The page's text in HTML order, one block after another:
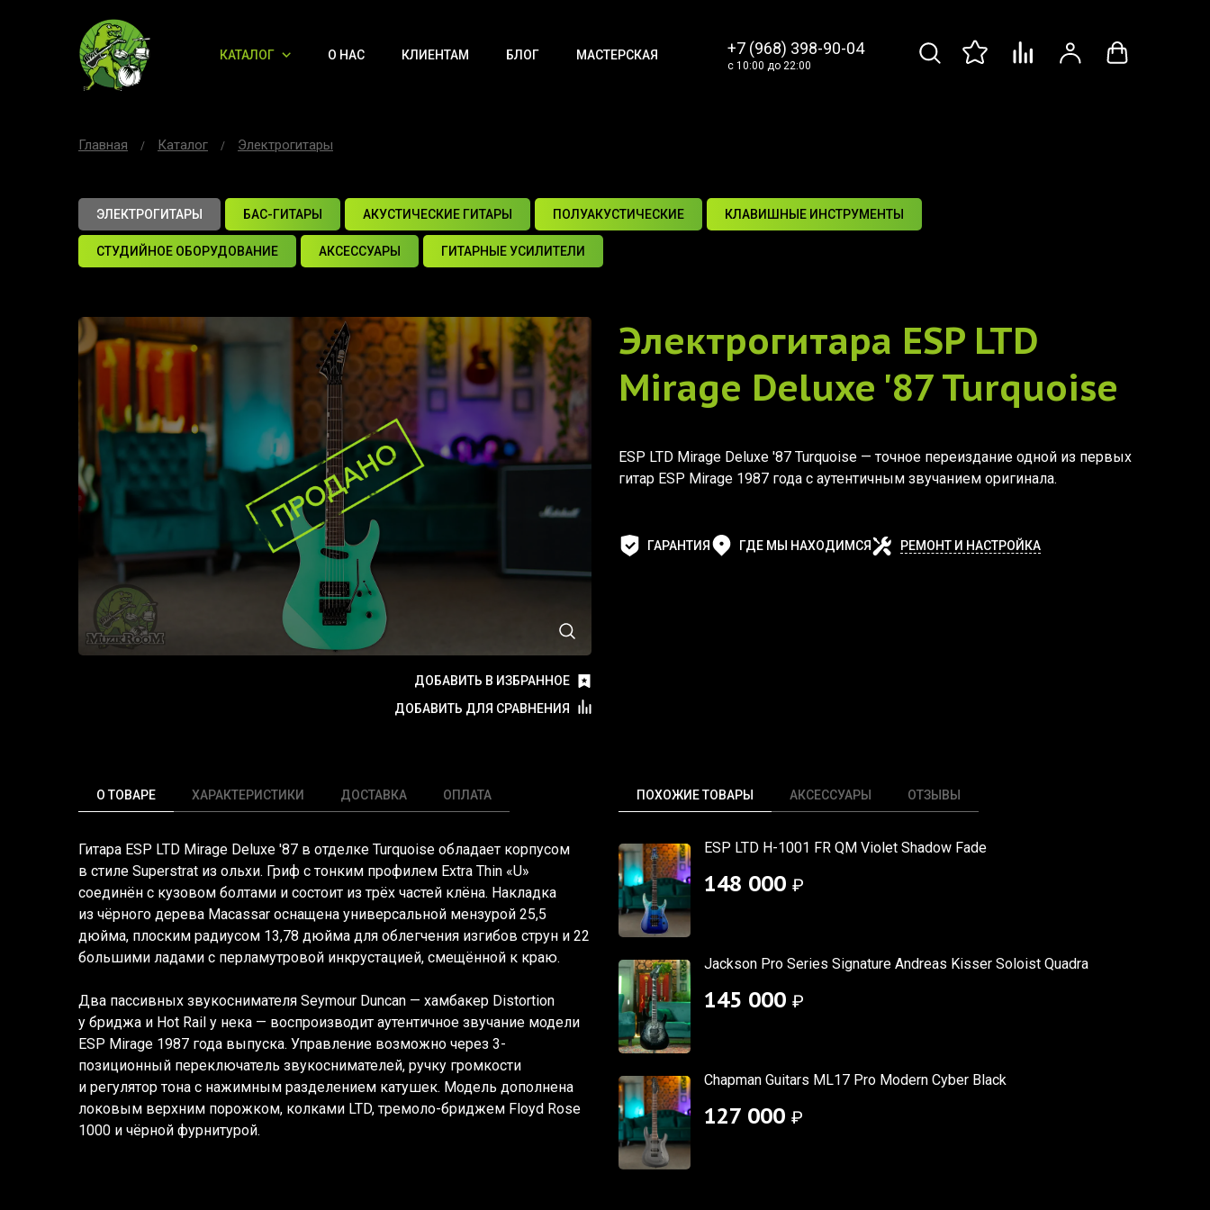
КАТАЛОГ О НАС КЛИЕНТАМ БЛОГ МАСТЕРСКАЯ +7 (968) 398-90-04
с 10:00 до 22:00
Главная Каталог Электрогитары
ЭЛЕКТРОГИТАРЫ БАС-ГИТАРЫ АКУСТИЧЕСКИЕ ГИТАРЫ ПОЛУАКУСТИЧЕСКИЕ КЛАВИШНЫЕ ИНСТРУМЕНТЫ
СТУДИЙНОЕ ОБОРУДОВАНИЕ АКСЕССУАРЫ ГИТАРНЫЕ УСИЛИТЕЛИ
ДОБАВИТЬ В ИЗБРАННОЕ
ДОБАВИТЬ ДЛЯ СРАВНЕНИЯ
Электрогитара ESP LTD
Mirage Deluxe '87 Turquoise
ESP LTD Mirage Deluxe '87 Turquoise — точное переиздание одной из первых
гитар ESP Mirage 1987 года с аутентичным звучанием оригинала.
ГАРАНТИЯ ГДЕ МЫ НАХОДИМСЯ РЕМОНТ И НАСТРОЙКА
О ТОВАРЕ ХАРАКТЕРИСТИКИ ДОСТАВКА ОПЛАТА
Гитара ESP LTD Mirage Deluxe '87 в отделке Turquoise обладает корпусом
в стиле Superstrat из ольхи. Гриф с тонким профилем Extra Thin «U»
соединён с кузовом болтами и состоит из трёх частей клёна. Накладка
из чёрного дерева Macassar оснащена универсальной мензурой 25,5
дюйма, плоским радиусом 13,78 дюйма для облегчения изгибов струн и 22
большими ладами с перламутровой инкрустацией, смещённой к краю.
Два пассивных звукоснимателя Seymour Duncan — хамбакер Distortion
у бриджа и Hot Rail у нека — воспроизводит аутентичное звучание модели
ESP Mirage 1987 года выпуска. Управление возможно через 3-
позиционный переключатель звукоснимателей, ручку громкости
и регулятор тона с нажимным разделением катушек. Модель дополнена
локовым верхним порожком, колками LTD, тремоло-бриджем Floyd Rose
1000 и чёрной фурнитурой.
ПОХОЖИЕ ТОВАРЫ АКСЕССУАРЫ ОТЗЫВЫ
ESP LTD H-1001 FR QM Violet Shadow Fade
148 000 ₽
Jackson Pro Series Signature Andreas Kisser Soloist Quadra
145 000 ₽
Chapman Guitars ML17 Pro Modern Cyber Black
127 000 ₽